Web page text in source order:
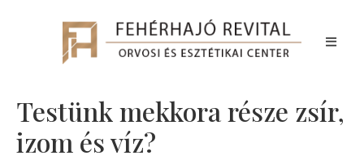
Testünk mekkora része zsír,
izom és víz?